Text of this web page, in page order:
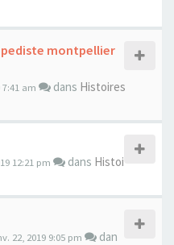
montpellier
am dans Histoires
12:21 pm dans Histoi
22, 2019 9:05 pm
dan